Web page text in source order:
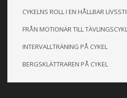
CYKELNS ROLL I EN HÅLLBAR
FRÅN MOTIONÄR TILL
INTERVALLTRÄNING PÅ CYKEL
BERGSKLÄTTRAREN PÅ CYKEL